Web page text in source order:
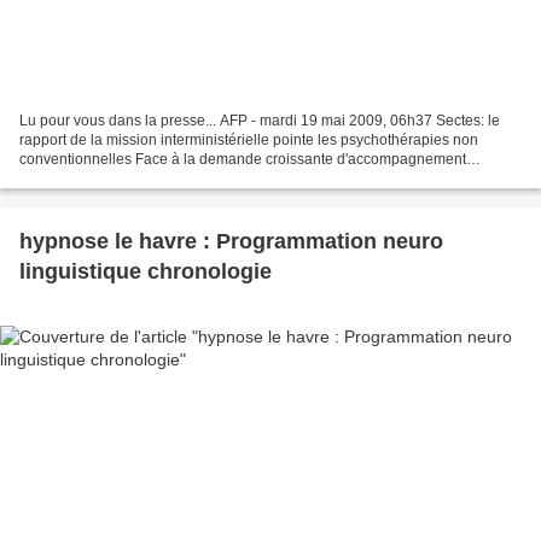
Lu pour vous dans la presse... AFP - mardi 19 mai 2009, 06h37 Sectes: le
rapport de la mission interministérielle pointe les psychothérapies non
conventionnelles Face à la demande croissante d'accompagnement
hypnose le havre : Programmation neuro
linguistique chronologie